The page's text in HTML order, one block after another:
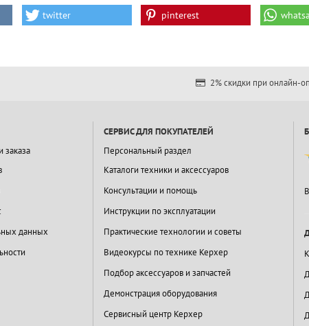
twitter pinterest
2% скидки при онлайн-
данных
СЕРВИС ДЛЯ ПОКУПАТЕЛЕЙ
Персональный раздел
Каталоги техники и аксессуаров
Консультации и помощь
Инструкции по эксплуатации
Практические технологии и советы
Видеокурсы по технике Керхер
Подбор аксессуаров и запчастей
Демонстрация оборудования
Сервисный центр Керхер